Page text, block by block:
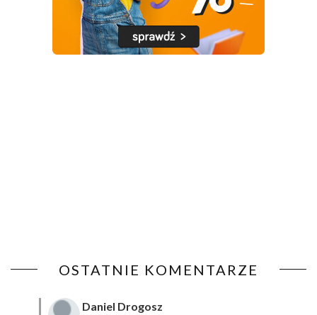
OSTATNIE KOMENTARZE
Daniel Drogosz